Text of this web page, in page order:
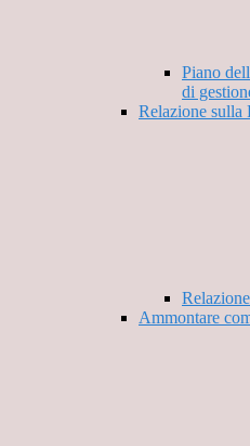
Piano
di
Relazione sulla
Ammontare